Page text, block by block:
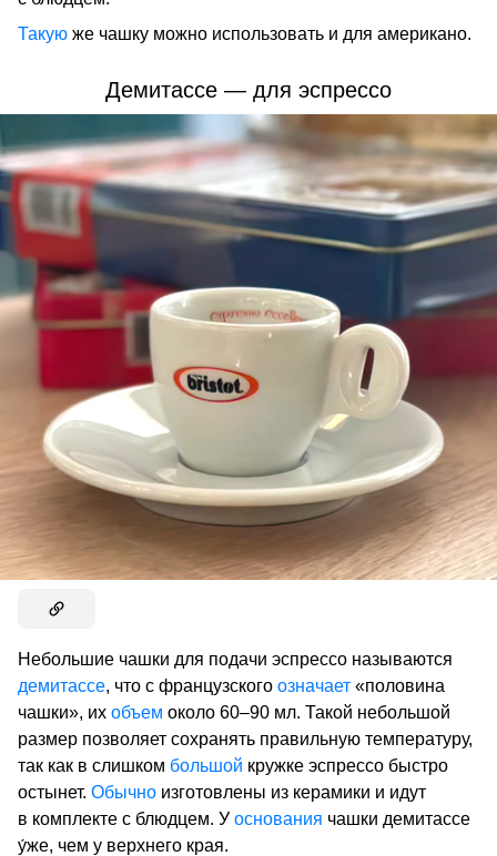
Такую же чашку можно использовать и для американо.
Демитассе — для эспрессо
Небольшие чашки для подачи эспрессо называются
демитассе, что с французского означает «половина
чашки», их объем около 60–90 мл. Такой небольшой
размер позволяет сохранять правильную температуру,
так как в слишком большой кружке эспрессо быстро
остынет. Обычно изготовлены из керамики и идут
в комплекте с блюдцем. У основания чашки демитассе
у́же, чем у верхнего края.